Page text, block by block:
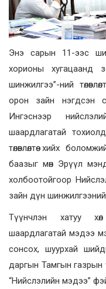
Энэ сарын 11-ээс
хорионы хугацаанд
шинжилгээ”-ний
орон зайн нэгдсэн
Ингэснээр
шаардлагатай
төлөвлөлтөө хийх
баазыг мөн Эрүүл
холбоотойгоор
зайн дүн
Түүнчлэн хатуу
шаардлагатай мэдээ
сонсох, шуурхай
даргын Тамгын газрын
“Нийслэлийн мэдээ”